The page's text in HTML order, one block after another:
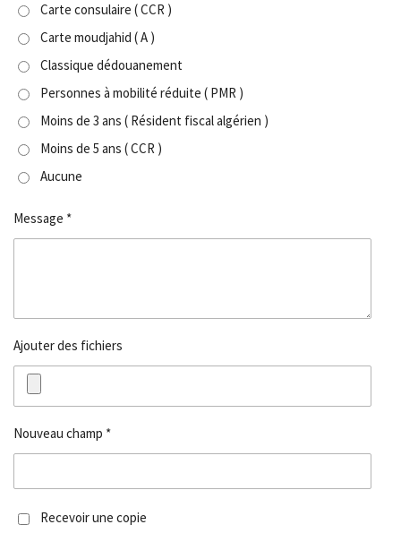
Carte consulaire ( CCR )
Carte moudjahid ( A )
Classique dédouanement
Personnes à mobilité réduite ( PMR )
Moins de 3 ans ( Résident fiscal algérien )
Moins de 5 ans ( CCR )
Aucune
Message *
Ajouter des fichiers
Nouveau champ *
Recevoir une copie